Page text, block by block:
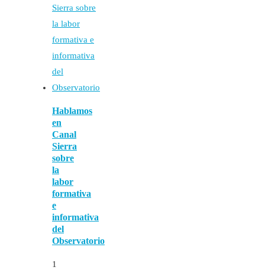
Hablamos
en
Canal
Sierra
sobre
la
labor
formativa
e
informativa
del
Observatorio
1